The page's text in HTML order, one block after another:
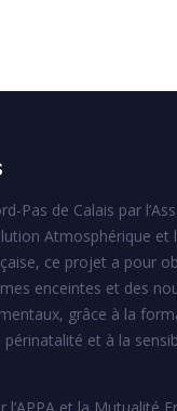
Pas de Calais par
Atmosphérique et
ce projet a pour
enceintes et des
grâce à la
et à la